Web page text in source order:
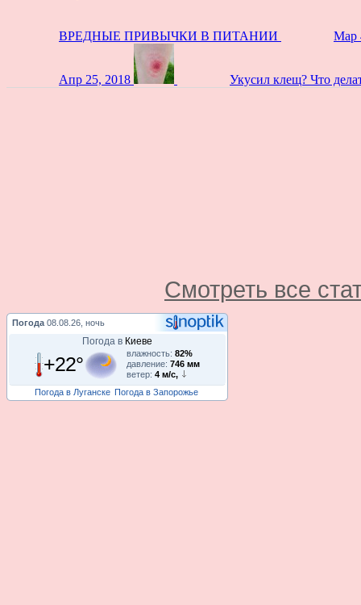
ВРЕДНЫЕ ПРИВЫЧКИ В ПИТАНИИ Мар
Апр 25, 2018 Укусил клещ? Что
Смотреть все
Погода 08.08.26, ночь
Погода в Киеве
+22° влажность: 82%
давление: 746 мм
ветер: 4 м/с,
Погода в Луганске Погода в Запорожье